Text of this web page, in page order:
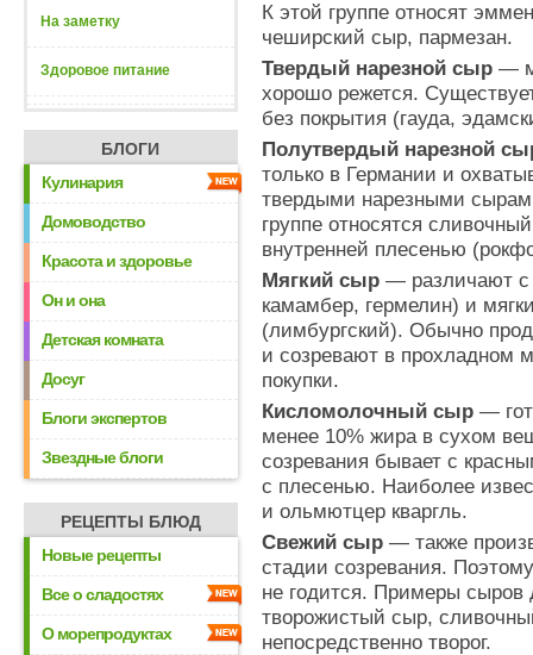
На заметку
Здоровое питание
БЛОГИ
Кулинария
Домоводство
Красота и здоровье
Он и она
Детская комната
Досуг
Блоги экспертов
Звездные блоги
РЕЦЕПТЫ БЛЮД
Новые рецепты
Все о сладостях
О морепродуктах
К этой группе относят
чеширский сыр, пармезан.
Твердый нарезной сыр —
хорошо режется.
без покрытия (гауда,
Полутвердый нарезной
только в Германии и
твердыми нарезными
группе относятся
внутренней плесенью
Мягкий сыр — различают с
камамбер, гермелин) и
(лимбургский). Обычно
и созревают в прохладном
покупки.
Кисломолочный сыр —
менее 10% жира в сухом
созревания бывает с
с плесенью. Наиболее
и ольмютцер кваргль.
Свежий сыр — также
стадии созревания.
не годится. Примеры
творожистый сыр,
непосредственно творог.